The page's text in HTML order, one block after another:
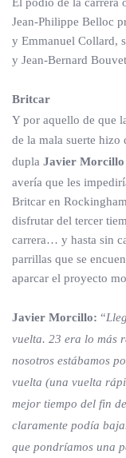
Jean-Philippe Belloc
y Emmanuel Collard,
y Jean-Bernard
Britcar
Y por aquello de que
de la mala suerte hizo
dupla Javier Morcillo
avería que les
Britcar en
disfrutar del tercer
carrera… y hasta sin
parrillas que se
aparcar el proyecto
Javier Morcillo: “
vuelta. 23 era lo más
nosotros estábamos
vuelta (una vuelta
mejor tiempo del fin
claramente podía
que pondríamos una